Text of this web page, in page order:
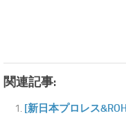
関連記事:
[新日本プロレス